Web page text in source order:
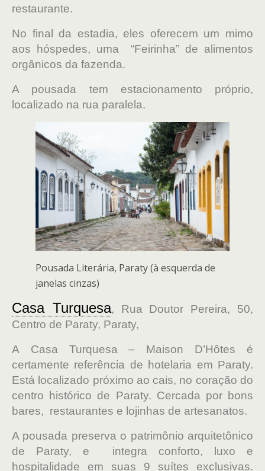
restaurante.
No final da estadia, eles oferecem um mimo
aos hóspedes, uma “Feirinha” de alimentos
orgânicos da fazenda.
A pousada tem estacionamento próprio,
localizado na rua paralela.
Pousada Literária, Paraty (à esquerda de
janelas cinzas)
Casa Turquesa, Rua Doutor Pereira, 50,
Centro de Paraty, Paraty,
A Casa Turquesa – Maison D’Hôtes é
certamente referência de hotelaria em Paraty.
Está localizado próximo ao cais, no coração do
centro histórico de Paraty. Cercada por bons
bares, restaurantes e lojinhas de artesanatos.
A pousada preserva o patrimônio arquitetônico
de Paraty, e integra conforto, luxo e
hospitalidade em suas 9 suítes exclusivas.